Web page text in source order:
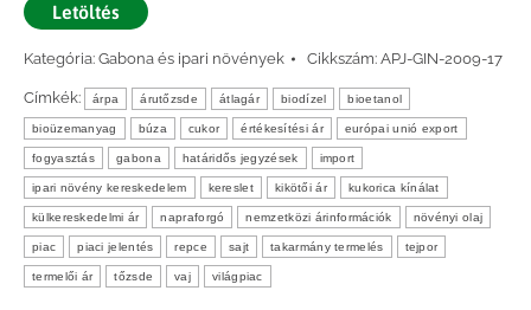
Letöltés
Kategória: Gabona és ipari növények Cikkszám: APJ-GIN-2009-17
Címkék: árpa árutőzsde átlagár biodízel bioetanol
bioüzemanyag búza cukor értékesítési ár európai unió export
fogyasztás gabona határidős jegyzések import
ipari növény kereskedelem kereslet kikötői ár kukorica kínálat
külkereskedelmi ár napraforgó nemzetközi árinformációk növényi olaj
piac piaci jelentés repce sajt takarmány termelés tejpor
termelői ár tőzsde vaj világpiac